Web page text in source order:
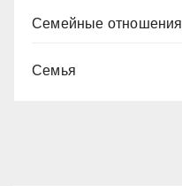
Семейные отношения
Семья